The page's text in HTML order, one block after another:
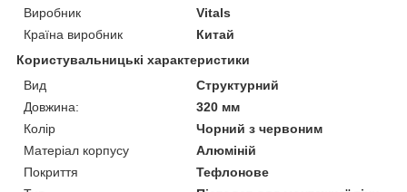
Виробник
Vitals
Країна виробник
Китай
Користувальницькі характеристики
Вид
Структурний
Довжина:
320 мм
Колір
Чорний з червоним
Матеріал корпусу
Алюміній
Покриття
Тефлонове